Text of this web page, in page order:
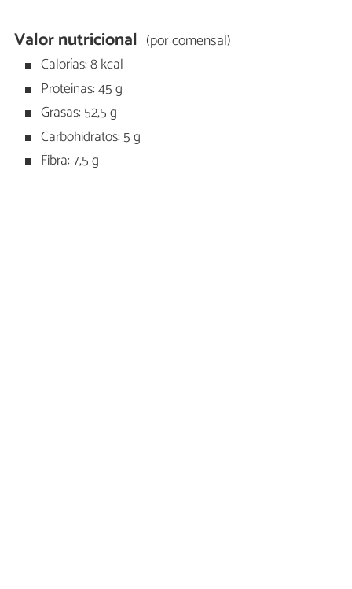
Valor nutricional (por comensal)
Calorías: 8 kcal
Proteínas: 45 g
Grasas: 52,5 g
Carbohidratos: 5 g
Fibra: 7,5 g